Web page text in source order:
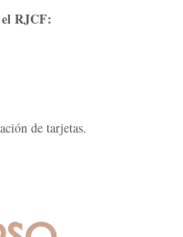
RJCF:
de tarjetas.